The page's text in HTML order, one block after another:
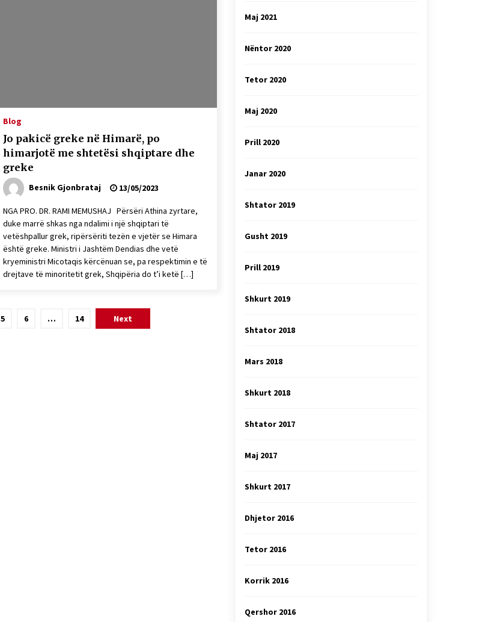
Blog
Jo pakicë greke në Himarë, po
himarjotë me shtetësi shqiptare dhe
greke
Besnik Gjonbrataj 13/05/2023
NGA PRO. DR. RAMI MEMUSHAJ Përsëri Athina zyrtare,
duke marrë shkas nga ndalimi i një shqiptari të
vetëshpallur grek, ripërsëriti tezën e vjetër se Himara
është greke. Ministri i Jashtëm Dendias dhe vetë
kryeministri Micotaqis kërcënuan se, pa respektimin e të
drejtave të minoritetit grek, Shqipëria do t’i ketë […]
5 6 … 14 Next
Maj 2021
Nëntor 2020
Tetor 2020
Maj 2020
Prill 2020
Janar 2020
Shtator 2019
Gusht 2019
Prill 2019
Shkurt 2019
Shtator 2018
Mars 2018
Shkurt 2018
Shtator 2017
Maj 2017
Shkurt 2017
Dhjetor 2016
Tetor 2016
Korrik 2016
Qershor 2016